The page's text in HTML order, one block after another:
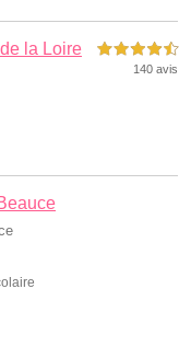
la Loire 4,5 étoiles sur 5
140 avis